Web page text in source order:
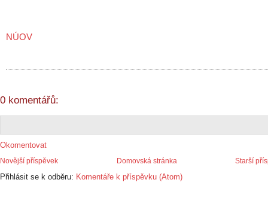
NÚOV
0 komentářů:
Okomentovat
Novější příspěvek Starší
Domovská stránka
Přihlásit se k odběru: Komentáře k příspěvku (Atom)